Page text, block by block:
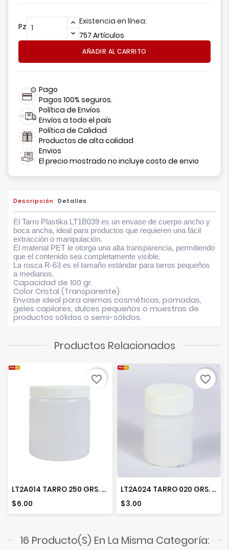
Pz
Existencia en línea:
757 Artículos
AÑADIR AL CARRITO
Pago
Pagos 100% seguros.
Política de Envíos
Envíos a todo el país
Política de Calidad
Productos de alta calidad
Envios
El precio mostrado no incluye costo de envio
Descripción Detalles
El Tarro Plastika LT1B039 es un envase de cuerpo ancho y
boca ancha, ideal para productos que requieren una fácil
extracción o manipulación.
El material PET le otorga una alta transparencia, permitiendo
que el contenido sea completamente visible.
La rosca R-63 es el tamaño estándar para tarros pequeños
a medianos.
Capacidad de 100 gr.
Color Cristal (Transparente).
Envase ideal para cremas cosméticas, pomadas,
geles capilares, dulces pequeños o muestras de
productos sólidos o semi-sólidos.
Productos Relacionados
LT2A014 TARRO 250 GRS. P.A.D. R-70 NATURAL
Precio
$6.00
favorite_border
LT2A024 TARRO 020 GRS. P.A.D. R-28 NATURAL
Precio
$3.00
favorite_border
16 Producto(s) En La Misma Categoría: